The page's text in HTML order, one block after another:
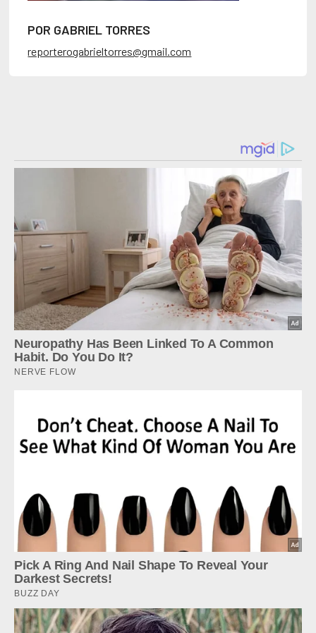
POR GABRIEL TORRES
reporterogabrieltorres@gmail.com